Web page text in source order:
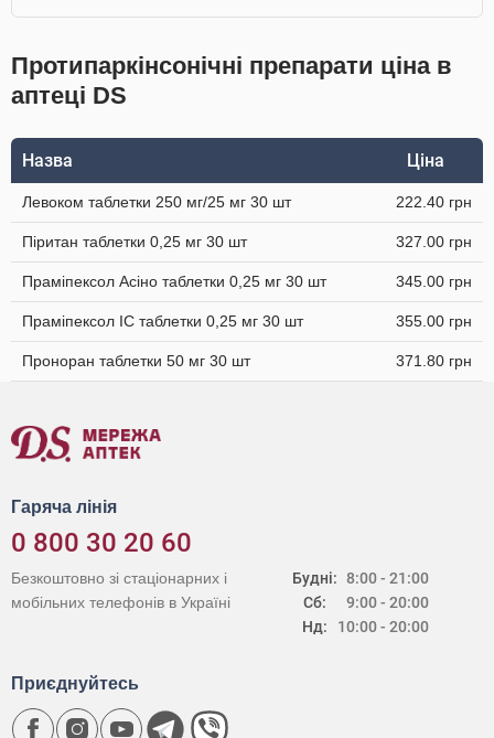
Протипаркінсонічні препарати ціна в
аптеці DS
Назва Ціна
Левоком таблетки 250 мг/25 мг 30 шт 222.40 грн
Піритан таблетки 0,25 мг 30 шт 327.00 грн
Праміпексол Асіно таблетки 0,25 мг 30 шт 345.00 грн
Праміпексол IC таблетки 0,25 мг 30 шт 355.00 грн
Проноран таблетки 50 мг 30 шт 371.80 грн
Гаряча лінія
0 800 30 20 60
Будні:
Сб:
Нд:
8:00 - 21:00
9:00 - 20:00
10:00 - 20:00
Безкоштовно зі стаціонарних і
мобільних телефонів в Україні
Приєднуйтесь